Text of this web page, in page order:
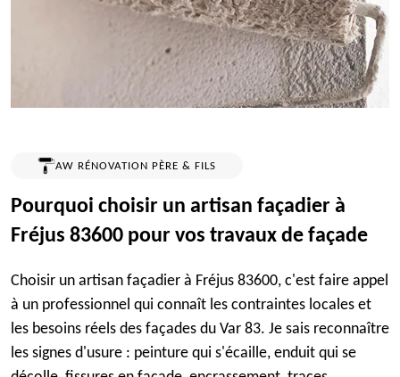
AW RÉNOVATION PÈRE & FILS
Pourquoi choisir un artisan façadier à
Fréjus 83600 pour vos travaux de façade
Choisir un artisan façadier à Fréjus 83600, c'est faire appel
à un professionnel qui connaît les contraintes locales et
les besoins réels des façades du Var 83. Je sais reconnaître
les signes d'usure : peinture qui s'écaille, enduit qui se